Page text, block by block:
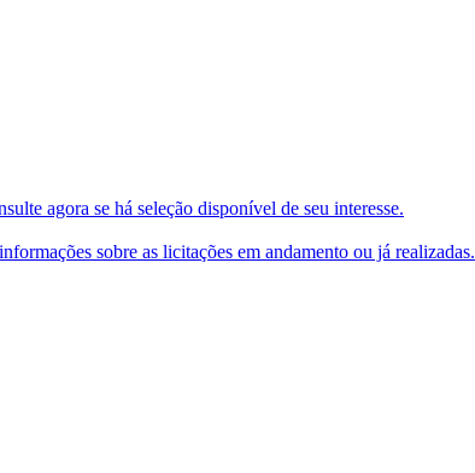
agora se há seleção disponível de seu interesse.
sobre as licitações em andamento ou já realizadas.